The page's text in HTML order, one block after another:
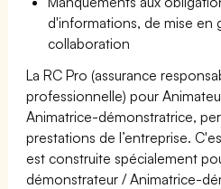
d'informations, de mise en
collaboration
La RC Pro (assurance
professionnelle) pour
Animatrice-démonstratrice,
prestations de l’entreprise.
est construite spécialement
démonstrateur / Animatrice-